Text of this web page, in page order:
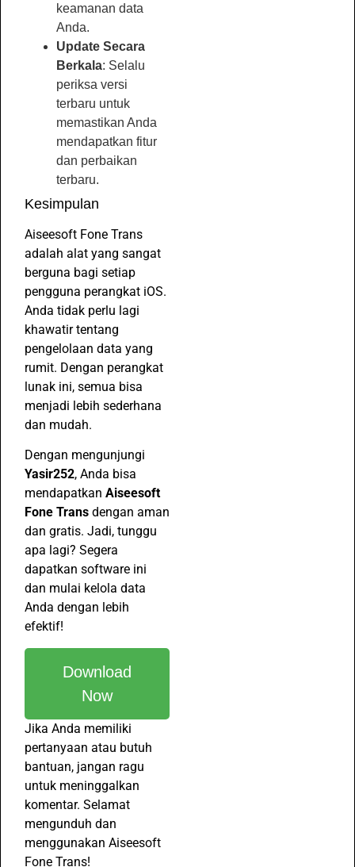
keamanan data
Anda.
Update Secara
Berkala: Selalu
periksa versi
terbaru untuk
memastikan Anda
mendapatkan fitur
dan perbaikan
terbaru.
Kesimpulan
Aiseesoft Fone Trans
adalah alat yang sangat
berguna bagi setiap
pengguna perangkat iOS.
Anda tidak perlu lagi
khawatir tentang
pengelolaan data yang
rumit. Dengan perangkat
lunak ini, semua bisa
menjadi lebih sederhana
dan mudah.
Dengan mengunjungi
Yasir252, Anda bisa
mendapatkan Aiseesoft
Fone Trans dengan aman
dan gratis. Jadi, tunggu
apa lagi? Segera
dapatkan software ini
dan mulai kelola data
Anda dengan lebih
efektif!
Download
Now
Jika Anda memiliki
pertanyaan atau butuh
bantuan, jangan ragu
untuk meninggalkan
komentar. Selamat
mengunduh dan
menggunakan Aiseesoft
Fone Trans!